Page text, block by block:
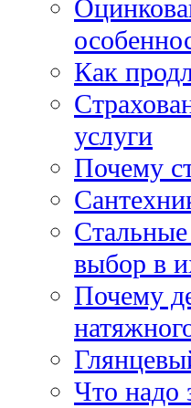
Как
услуги
Почему
выбор в
Почему
Что надо